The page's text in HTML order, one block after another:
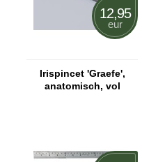
Irispincet 'Graefe',
anatomisch, vol
12,95
eur